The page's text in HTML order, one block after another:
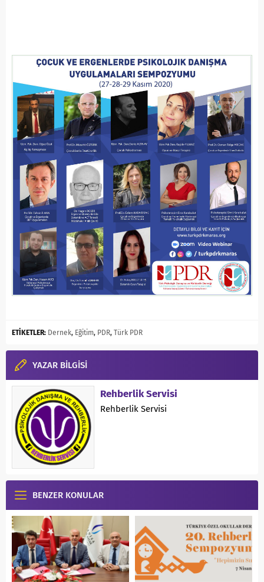
ETİKETLER: Dernek, Eğitim, PDR, Türk PDR
YAZAR BİLGİSİ
Rehberlik Servisi
Rehberlik Servisi
BENZER KONULAR